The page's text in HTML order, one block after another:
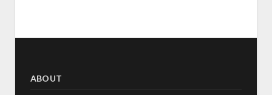
ABOUT